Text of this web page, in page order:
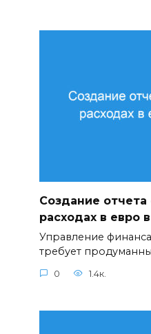
Создание отчета
расходах в евро
Управление
требует
0 1.4к.